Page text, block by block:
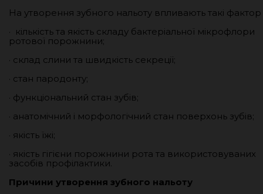
На утворення зубного нальоту впливають такі
· кількість та якість складу бактеріальної мікрофлори
ротової порожнини;
· склад слини та швидкість секреції;
· стан пародонту;
· функціональний стан зубів;
· анатомічний і морфологічний стан поверхонь зубів;
· якість їжі;
· якість гігієни порожнини рота та використовуваних
засобів профілактики.
Причини утворення зубного нальоту